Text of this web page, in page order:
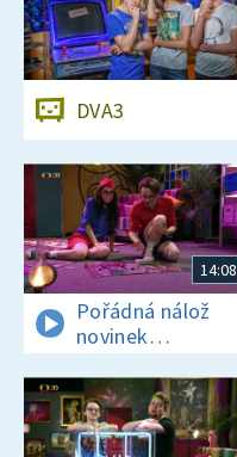
DVA3
14:08
Pořádná nálož
novinek
a zajímavostí